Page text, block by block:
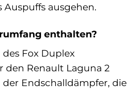
Auspuffs ausgehen.
enthalten?
Fox Duplex
den Renault Laguna 2
der Endschalldämpfer, die